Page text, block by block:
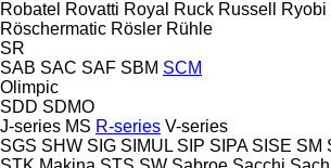
Robatel Rovatti Royal Ruck Russell Ryobi
Röschermatic Rösler Rühle
SR
SAB SAC SAF SBM SCM
Olimpic
SDD SDMO
J-series MS R-series V-series
SGS SHW SIG SIMUL SIP SIPA SISE SM